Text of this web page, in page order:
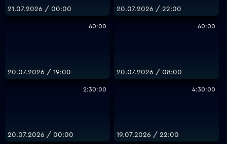
21.07.2026 / 00:00 20.07.2026 / 22:00
60:00
20.07.2026 / 19:00
60:00
20.07.2026 / 08:00
2:30:00
20.07.2026 / 00:00
4:30:00
19.07.2026 / 22:00